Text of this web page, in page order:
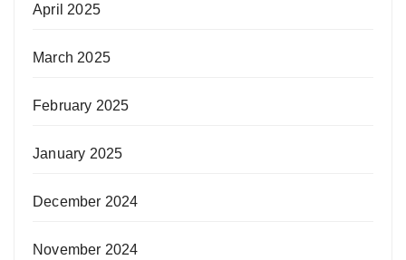
April 2025
March 2025
February 2025
January 2025
December 2024
November 2024